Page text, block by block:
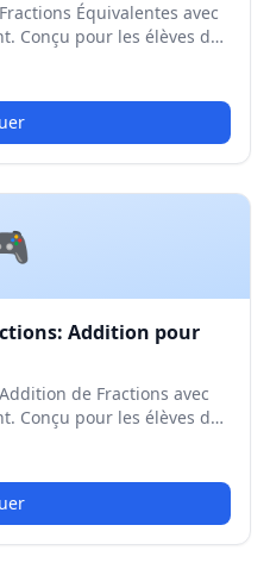
Équivalentes avec
Conçu pour les élèves de
Addition pour
de Fractions avec
Conçu pour les élèves de